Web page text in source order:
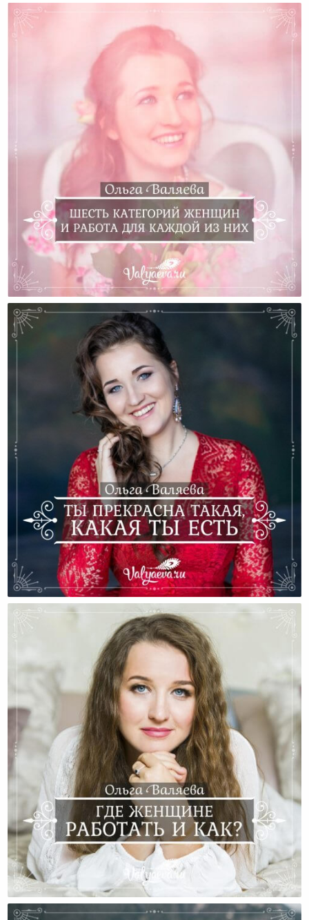
Шесть Категорий Женщин И Работа Для Каждой Из
Них
Ты Прекрасна Такая, Какая Ты Есть
Где Женщине Работать И Как?